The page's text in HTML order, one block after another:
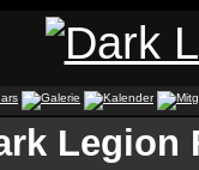
Legion